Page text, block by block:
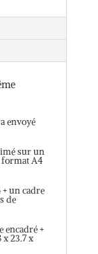
envoyé
sur un
format A4
un cadre
de
encadré +
x 23.7 x